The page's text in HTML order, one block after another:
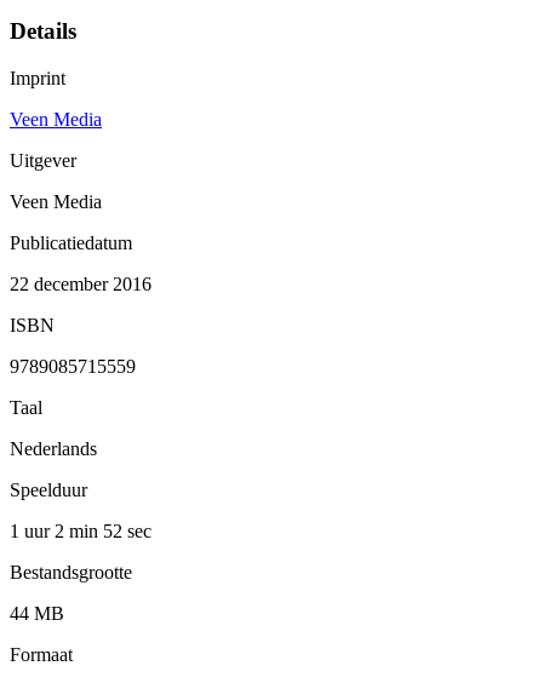
Details
Imprint
Veen Media
Uitgever
Veen Media
Publicatiedatum
22 december 2016
ISBN
9789085715559
Taal
Nederlands
Speelduur
1 uur 2 min 52 sec
Bestandsgrootte
44 MB
Formaat